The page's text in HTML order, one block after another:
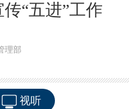
“五进”工作
理部
视听